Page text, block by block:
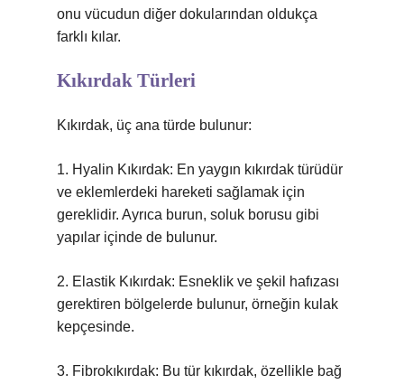
onu vücudun diğer dokularından oldukça
farklı kılar.
Kıkırdak Türleri
Kıkırdak, üç ana türde bulunur:
1. Hyalin Kıkırdak: En yaygın kıkırdak türüdür
ve eklemlerdeki hareketi sağlamak için
gereklidir. Ayrıca burun, soluk borusu gibi
yapılar içinde de bulunur.
2. Elastik Kıkırdak: Esneklik ve şekil hafızası
gerektiren bölgelerde bulunur, örneğin kulak
kepçesinde.
3. Fibrokıkırdak: Bu tür kıkırdak, özellikle bağ